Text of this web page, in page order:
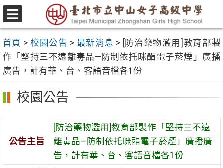
跳
至
要
內
容
區
選
單
首頁 >校園公告 > 最新消息 > [防治藥物濫用]教育部製
作「堅持三不遠離毒品—防制依托咪酯電子菸煙」廣播
廣告，計有華、台、客語音檔各1份
校園公告
公告主旨
[防治藥物濫用]教育部製作「堅持三不遠
離毒品—防制依托咪酯電子菸煙」廣播廣
告，計有華、台、客語音檔各1份